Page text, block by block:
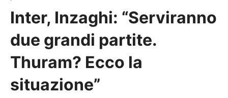
Inter, Inzaghi: “Serviranno
due grandi partite.
Thuram? Ecco la
situazione”